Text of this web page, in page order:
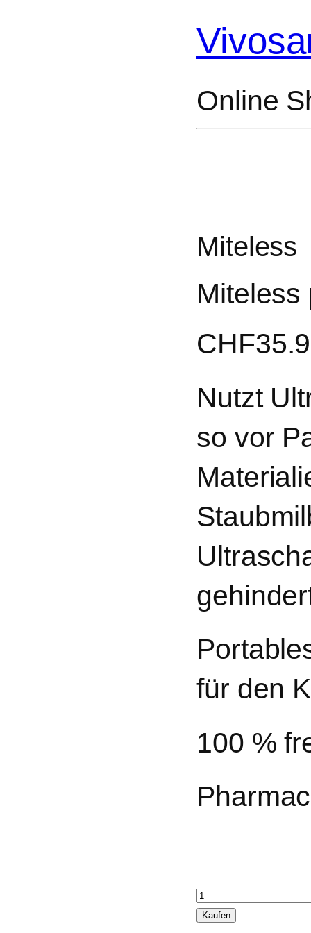
Online
Miteless
Miteless
CHF
Nutzt
so vor
für den
100 %
Miteless
portable-
Kaufen